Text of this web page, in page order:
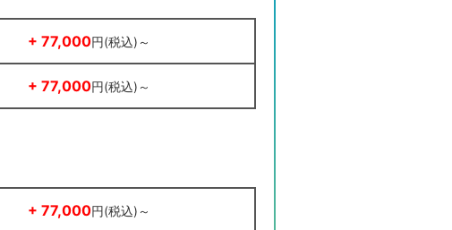
+ 77,000円(税込)～
+ 77,000円(税込)～
+ 77,000円(税込)～